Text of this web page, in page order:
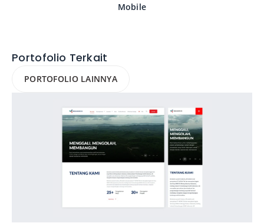
Mobile
Portofolio Terkait
PORTOFOLIO LAINNYA